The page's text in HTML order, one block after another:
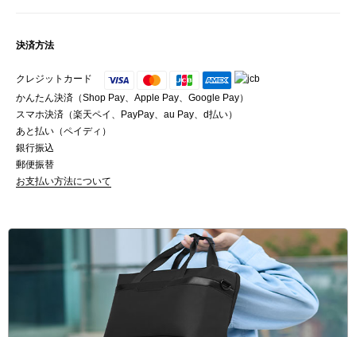
決済方法
クレジットカード
かんたん決済（Shop Pay、Apple Pay、Google Pay）
スマホ決済（楽天ペイ、PayPay、au Pay、d払い）
あと払い（ペイディ）
銀行振込
郵便振替
お支払い方法について